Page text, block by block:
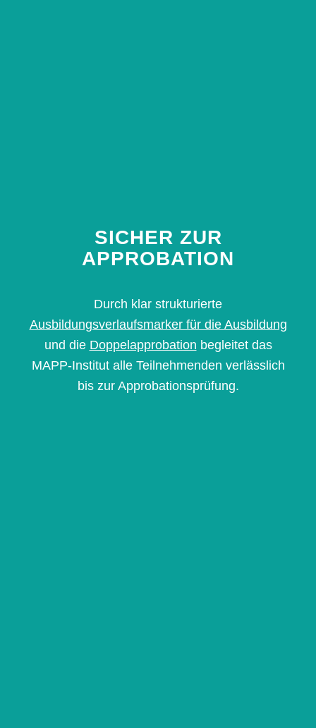
SICHER ZUR
APPROBATION
Durch klar strukturierte
Ausbildungsverlaufsmarker für die Ausbildung
und die Doppelapprobation begleitet das
MAPP-Institut alle Teilnehmenden verlässlich
bis zur Approbationsprüfung.